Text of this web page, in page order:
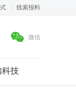
线索报料
微信
技